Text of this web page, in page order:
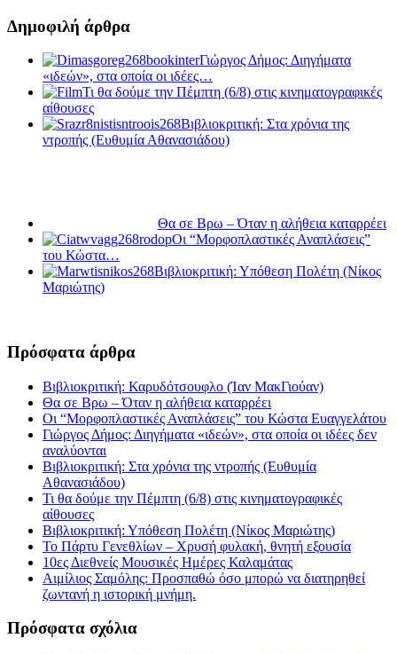
Δημοφιλή άρθρα
Γιώργος Δήμος: Διηγήματα
«ιδεών», στα οποία οι ιδέες…
Τι θα δούμε την Πέμπτη (6/8) στις κινηματογραφικές
αίθουσες
Βιβλιοκριτική: Στα χρόνια της
ντροπής (Ευθυμία Αθανασιάδου)
Θα σε Βρω – Όταν η αλήθεια καταρρέει
Οι “Μορφοπλαστικές Αναπλάσεις”
του Κώστα…
Βιβλιοκριτική: Υπόθεση Πολέτη (Νίκος
Μαριώτης)
Πρόσφατα άρθρα
Βιβλιοκριτική: Καρυδότσουφλο (Ίαν ΜακΓιούαν)
Θα σε Βρω – Όταν η αλήθεια καταρρέει
Οι “Μορφοπλαστικές Αναπλάσεις” του Κώστα Ευαγγελάτου
Γιώργος Δήμος: Διηγήματα «ιδεών», στα οποία οι ιδέες δεν
αναλύονται
Βιβλιοκριτική: Στα χρόνια της ντροπής (Ευθυμία
Αθανασιάδου)
Τι θα δούμε την Πέμπτη (6/8) στις κινηματογραφικές
αίθουσες
Βιβλιοκριτική: Υπόθεση Πολέτη (Νίκος Μαριώτης)
Το Πάρτυ Γενεθλίων – Χρυσή φυλακή, θνητή εξουσία
10ες Διεθνείς Μουσικές Ημέρες Καλαμάτας
Αιμίλιος Σαμόλης: Προσπαθώ όσο μπορώ να διατηρηθεί
ζωντανή η ιστορική μνήμη.
Πρόσφατα σχόλια